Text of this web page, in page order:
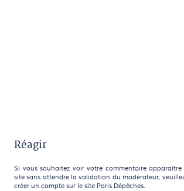
Réagir
Si vous souhaitez voir votre commentaire
site sans attendre la validation du modérateur,
créer un compte sur le site Paris Dépêches.